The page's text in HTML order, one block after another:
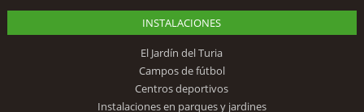
INSTALACIONES
El Jardín del Turia
Campos de fútbol
Centros deportivos
Instalaciones en parques y jardines